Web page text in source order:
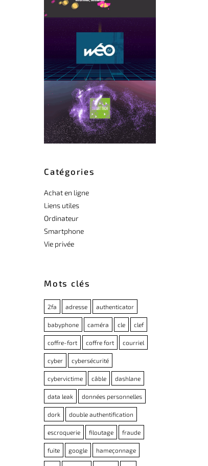
Catégories
Achat en ligne
Liens utiles
Ordinateur
Smartphone
Vie privée
Mots clés
2fa adresse authenticator
babyphone caméra cle clef
coffre-fort coffre fort courriel
cyber cybersécurité
cybervictime câble dashlane
data leak données personnelles
dork double authentification
escroquerie filoutage fraude
fuite google hameçonnage